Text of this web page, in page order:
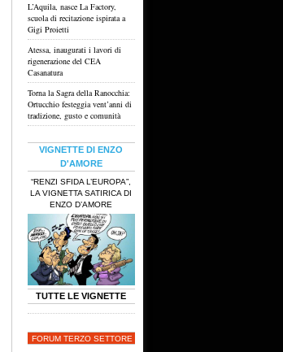
L’Aquila, nasce La Factory,
scuola di recitazione ispirata a
Gigi Proietti
Atessa, inaugurati i lavori di
rigenerazione del CEA
Casanatura
Torna la Sagra della Ranocchia:
Ortucchio festeggia vent’anni di
tradizione, gusto e comunità
VIGNETTE DI ENZO
D'AMORE
“RENZI SFIDA L’EUROPA”,
LA VIGNETTA SATIRICA DI
ENZO D’AMORE
TUTTE LE VIGNETTE
FORUM TERZO SETTORE